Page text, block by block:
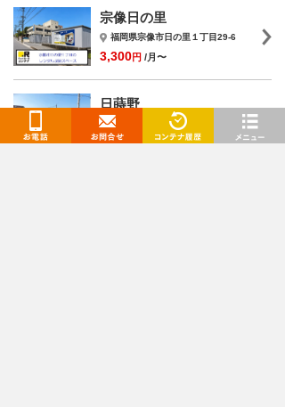
宗像日の里
福岡県宗像市日の里１丁目29-6
3,300円 /月〜
日蒔野
福岡県福津市日蒔野５丁目６－８
4,400円/月〜